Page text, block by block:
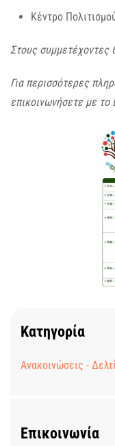
Κέντρο
Στους συμμετέχοντες
Για περισσότερες
επικοινωνήσετε με το
Κατηγορία
Ανακοινώσεις -
Επικοινωνία